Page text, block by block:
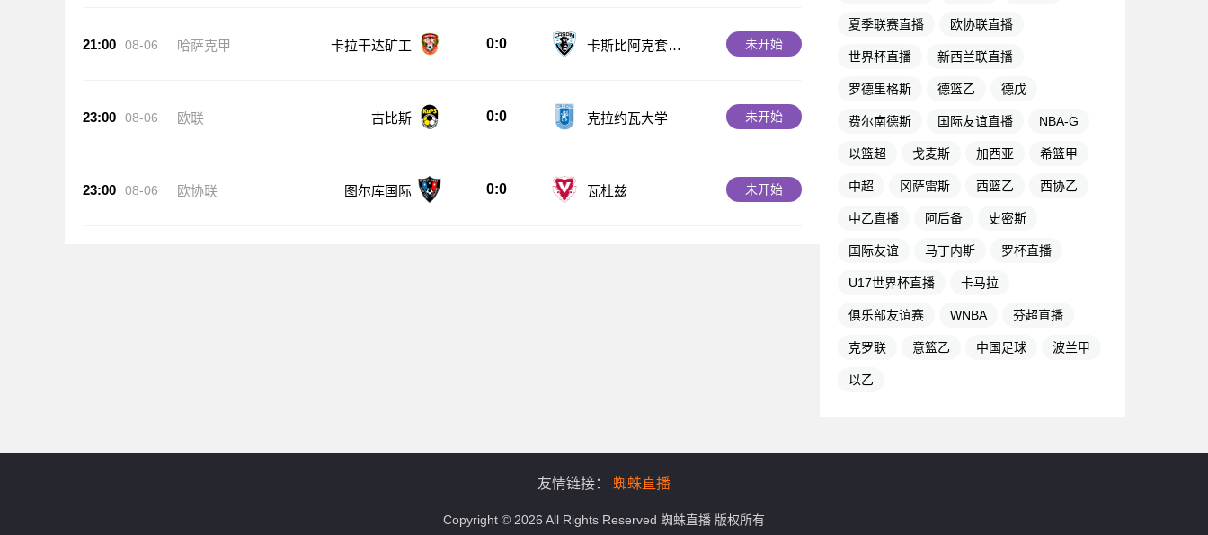
21:00 08-06 哈萨克甲 卡拉干达矿工 0:0
卡斯比阿克套B
未开始
23:00 08-06 欧联 古比斯 0:0 克拉约瓦大学 未开始
23:00 08-06 欧协联 图尔库国际 0:0 瓦杜兹 未开始
夏季联赛直播 欧协联直播
世界杯直播 新西兰联直播
罗德里格斯 德篮乙 德戊
费尔南德斯 国际友谊直播 NBA-G
以篮超 戈麦斯 加西亚 希篮甲
中超 冈萨雷斯 西篮乙 西协乙
中乙直播 阿后备 史密斯
国际友谊 马丁内斯 罗杯直播
U17世界杯直播 卡马拉
俱乐部友谊赛 WNBA 芬超直播
克罗联 意篮乙 中国足球 波兰甲
以乙
友情链接： 蜘蛛直播
Copyright © 2026 All Rights Reserved 蜘蛛直播 版权所有